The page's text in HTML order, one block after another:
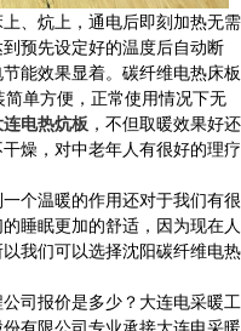
、炕上，通电后即刻加热无需
预先设定好的温度后自动断
能效果显着。碳纤维电热床板
简单方便，正常使用情况下无
连电热炕板 ，不但取暖效果好还
燥，对中老年人有很好的理疗
个温暖的作用还对于我们有很
睡眠更加的舒适，因为现在人
我们可以选择沈阳碳纤维电热
司报价是多少？大连电采暖工
有限公司专业承接大连电采暖